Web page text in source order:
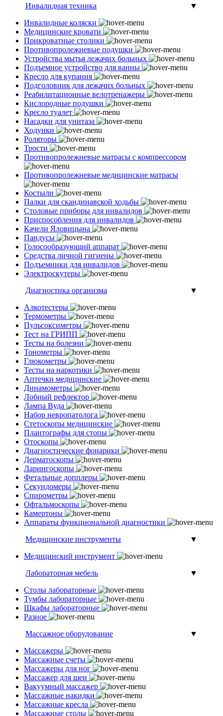
Инвалидная техника
▼
Инвалидные коляски
Медицинские кровати
Прикроватные столики
Противопролежневые подушки
Устройства мытья лежачих больных
Подъемное устройство для ванны
Кресло для купания
Подголовник для лежачих больных
Реабилитационные велотренажеры
Кислородные подушки
Кресло туалет
Насадки для унитаза
Ходунки
Роляторы
Трости
Противопролежневые матрасы с компрессором
Противопролежневые медицинские матрасы
Костыли
Палки для скандинавской ходьбы
Столовые приборы для инвалидов
Приспособления для инвалидов
Качели Яловицына
Пандусы
Голосообразующий аппарат
Средства личной гигиены
Подъемники для инвалидов
Электроскутеры
Диагностика организма
▼
Алкотестеры
Термометры
Пульсоксиметры
Тест на ГРИПП
Тесты на болезни
Тонометры
Глюкометры
Тесты на наркотики
Аптечки медицинские
Динамометры
Лобный рефлектор
Лампа Вуда
Набор невропатолога
Стетоскопы медицинские
Плантографы для стопы
Отоскопы
Диагностические фонарики
Дерматоскопы
Ларингоскопы
Фетальные допплеры
Секундомеры
Спирометры
Офтальмоскопы
Камертоны
Аппараты функциональной диагностики
Медицинские инструменты
▼
Медицинский инструмент
Лабораторная мебель
▼
Столы лабораторные
Тумбы лабораторные
Шкафы лабораторные
Разное
Массажное оборудование
▼
Массажеры
Массажные счеты
Массажеры для ног
Массажер для шеи
Вакуумный массажер
Массажные накидки
Массажные кресла
Массажные столы